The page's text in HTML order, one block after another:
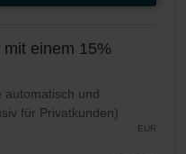
einem 15%
automatisch und
für Privatkunden)
EUR